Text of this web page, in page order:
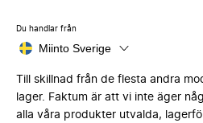
Du handlar från
Miinto Sverige
Till skillnad från de flesta andra
lager. Faktum är att vi inte äger
alla våra produkter utvalda,